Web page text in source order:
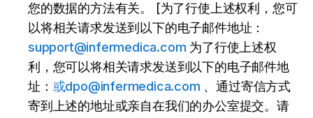
您的数据的方法有关。 [为了行使上述权利，您可
以将相关请求发送到以下的电子邮件地址：
support@infermedica.com 为了行使上述权
利，您可以将相关请求发送到以下的电子邮件地
址： 或dpo@infermedica.com 、通过寄信方式
寄到上述的地址或亲自在我们的办公室提交。请